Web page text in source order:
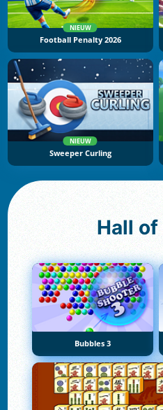
NIEUW
Football Penalty 2026
NIEUW
Sweeper Curling
Hall of
Bubbles 3